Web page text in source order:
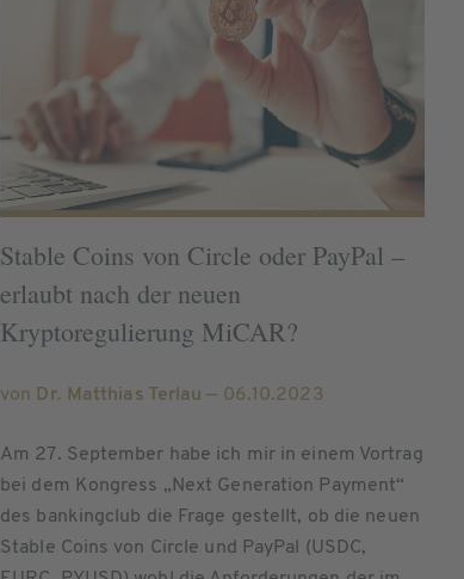
Stable Coins von Circle oder PayPal –
erlaubt nach der neuen
Kryptoregulierung MiCAR?
von Dr. Matthias Terlau — 06.10.2023
Am 27. September habe ich mir in einem Vortrag
bei dem Kongress „Next Generation Payment“
des bankingclub die Frage gestellt, ob die neuen
Stable Coins von Circle und PayPal (USDC,